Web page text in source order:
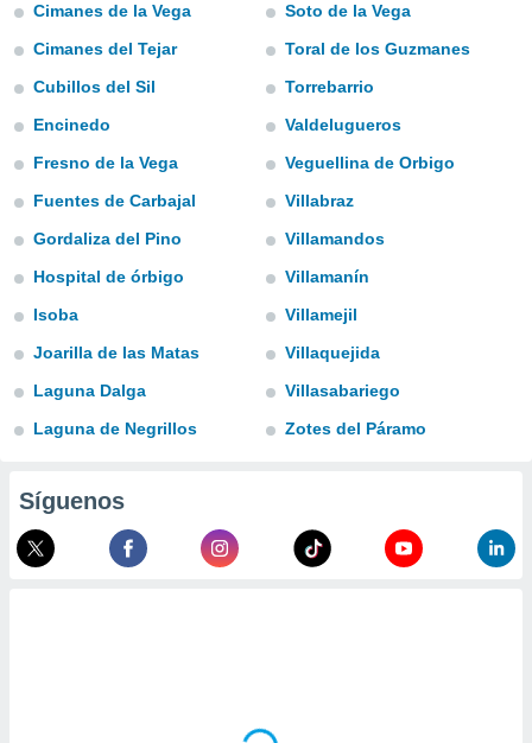
ya sean
nuestros
en
perfil
más
y
disponible
Cimanes de la Vega
Cimanes del Tejar
Cubillos del Sil
Encinedo
Fresno de la Vega
Fuentes de Carbajal
Gordaliza del Pino
Hospital de órbigo
Isoba
Joarilla de las Matas
Laguna Dalga
Laguna de Negrillos
Soto de la Vega
Toral de los Guzmanes
Torrebarrio
Valdelugueros
Veguellina de Orbigo
Villabraz
Villamandos
Villamanín
Villamejil
Villaquejida
Villasabariego
Zotes del Páramo
Síguenos